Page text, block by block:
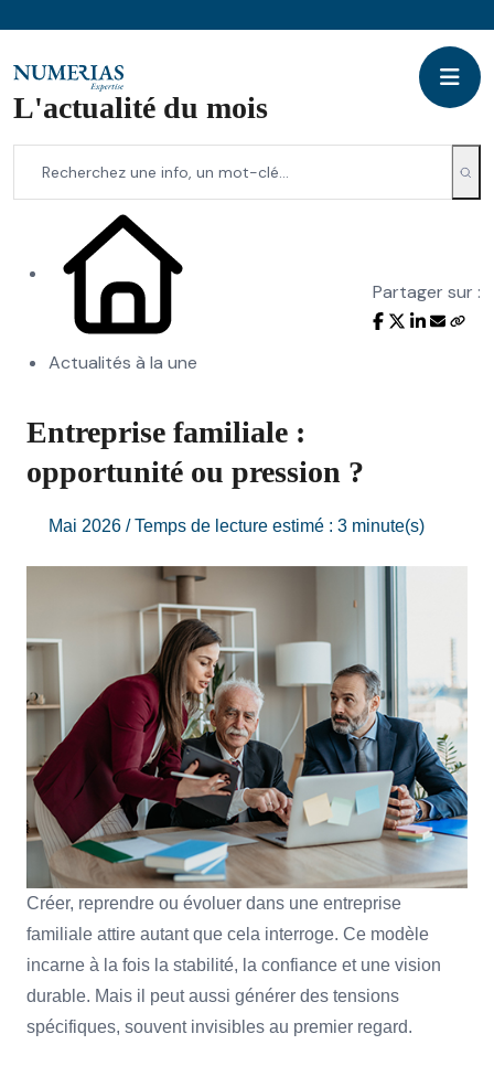
L'actualité du mois
Actualités à la une
Partager sur :
Entreprise familiale :
opportunité ou pression ?
Mai 2026 / Temps de lecture estimé : 3 minute(s)
Créer, reprendre ou évoluer dans une entreprise
familiale attire autant que cela interroge. Ce modèle
incarne à la fois la stabilité, la confiance et une vision
durable. Mais il peut aussi générer des tensions
spécifiques, souvent invisibles au premier regard.